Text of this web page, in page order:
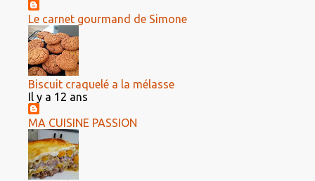
Le carnet gourmand de Simone
Biscuit craquelé a la mélasse
Il y a 12 ans
MA CUISINE PASSION